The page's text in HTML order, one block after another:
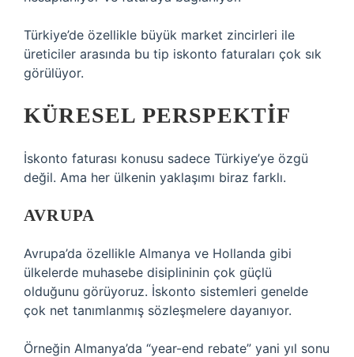
Türkiye’de özellikle büyük market zincirleri ile
üreticiler arasında bu tip iskonto faturaları çok sık
görülüyor.
KÜRESEL PERSPEKTIF
İskonto faturası konusu sadece Türkiye’ye özgü
değil. Ama her ülkenin yaklaşımı biraz farklı.
AVRUPA
Avrupa’da özellikle Almanya ve Hollanda gibi
ülkelerde muhasebe disiplininin çok güçlü
olduğunu görüyoruz. İskonto sistemleri genelde
çok net tanımlanmış sözleşmelere dayanıyor.
Örneğin Almanya’da “year-end rebate” yani yıl sonu